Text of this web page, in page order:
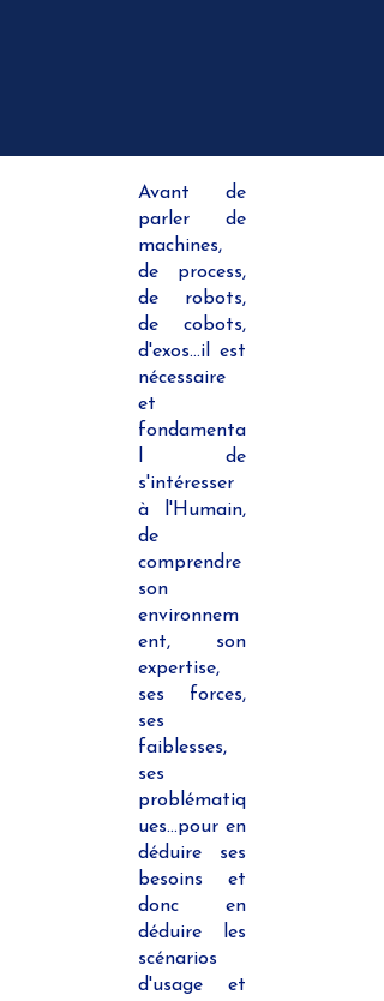
Avant de
parler de
machines,
de process,
de robots,
de cobots,
d'exos...il est
nécessaire
et
fondamenta
l de
s'intéresser
à l'Humain,
de
comprendre
son
environnem
ent, son
expertise,
ses forces,
ses
faiblesses,
ses
problématiq
ues...pour en
déduire ses
besoins et
donc en
déduire les
scénarios
d'usage et